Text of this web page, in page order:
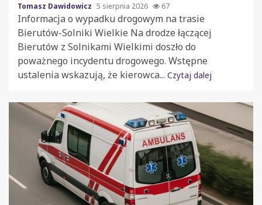
Tomasz Dawidowicz 5 sierpnia 2026 67
Informacja o wypadku drogowym na trasie
Bierutów-Solniki Wielkie Na drodze łączącej
Bierutów z Solnikami Wielkimi doszło do
poważnego incydentu drogowego. Wstępne
ustalenia wskazują, że kierowca... Czytaj dalej